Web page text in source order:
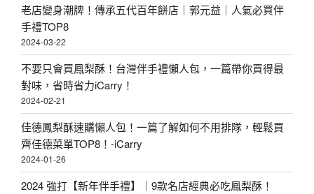
老店變身潮牌！傳承五代百年餅店｜郭元益｜人氣必買伴
手禮TOP8
2024-03-22
不要只會買鳳梨酥！台灣伴手禮懶人包，一篇帶你買得最
對味，省時省力iCarry！
2024-02-21
佳德鳳梨酥速購懶人包！一篇了解如何不用排隊，輕鬆買
齊佳德菜單TOP8！-iCarry
2024-01-26
2024 強打【新年伴手禮】｜9款名店經典必吃鳳梨酥！